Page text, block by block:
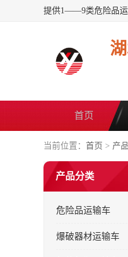
首页
当前位置： 首页 > 产
产品分类
危险品运输车
爆破器材运输车